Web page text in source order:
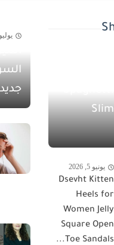
يونيو 5, 2026
Dsevht Kitten
Heels for
Women Jelly
Square Open
Toe Sandals...
يوليو 30, 2026